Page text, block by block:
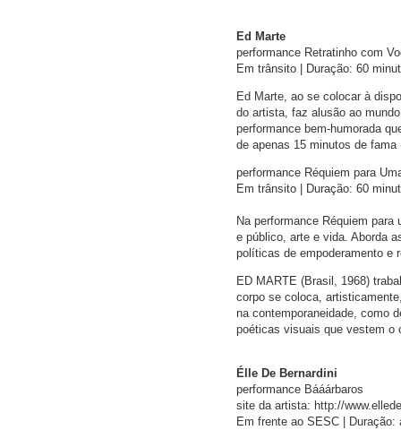
Ed Marte
performance Retratinho com
Em trânsito | Duração: 60
Ed Marte, ao se colocar à
do artista, faz alusão ao
performance bem-humorada
de apenas 15 minutos de fama
performance Réquiem para
Em trânsito | Duração: 60
Na performance Réquiem
e público, arte e vida. Aborda
políticas de empoderamento e
ED MARTE (Brasil, 1968)
corpo se coloca,
na contemporaneidade, como
poéticas visuais que vestem o
Élle De Bernardini
performance Bááárbaros
site da artista: http://
Em frente ao SESC | Duração: